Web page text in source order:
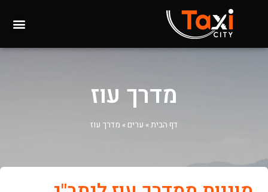
מדרך עוז
דף הבית» ערים » מדרך עוז